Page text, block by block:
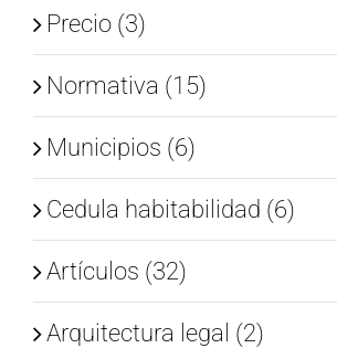
Precio (3)
Normativa (15)
Municipios (6)
Cedula habitabilidad (6)
Artículos (32)
Arquitectura legal (2)